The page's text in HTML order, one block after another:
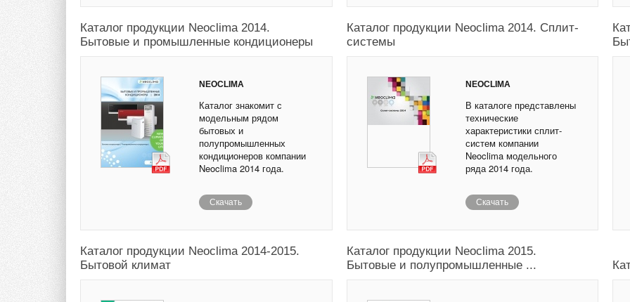
Каталог продукции Neoclima 2014.
Бытовые и промышленные кондиционеры
NEOCLIMA
Каталог знакомит с
модельным рядом
бытовых и
полупромышленных
кондиционеров компании
Neoclima 2014 года.
Скачать
Каталог продукции Neoclima 2014. Сплит-
системы
NEOCLIMA
В каталоге представлены
технические
характеристики сплит-
систем компании
Neoclima модельного
ряда 2014 года.
Скачать
Каталог продукции Neoclima 2014-2015.
Бытовой климат
Каталог продукции Neoclima 2015.
Бытовые и полупромышленные ...